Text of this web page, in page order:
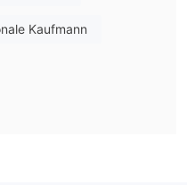
widmen.
Kaufmann